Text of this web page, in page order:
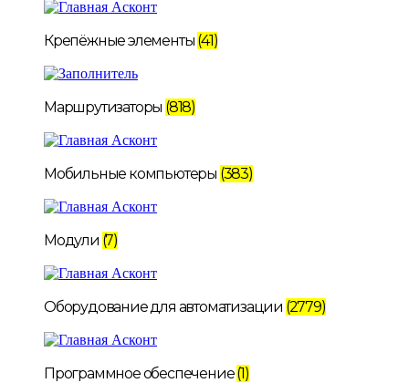
Крепёжные элементы (41)
Маршрутизаторы (818)
Мобильные компьютеры (383)
Модули (7)
Оборудование для автоматизации (2779)
Программное обеспечение(1)